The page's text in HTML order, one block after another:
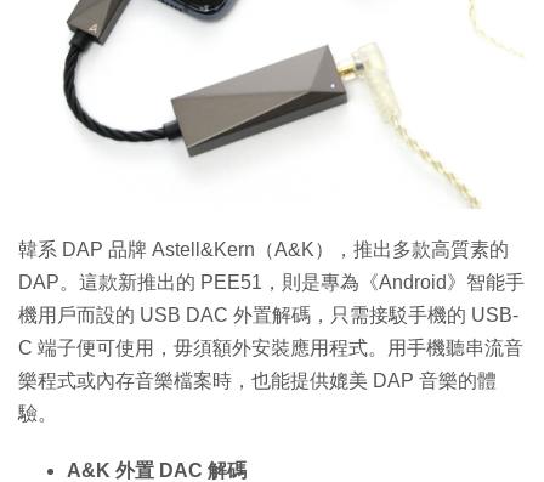
韓系 DAP 品牌 Astell&Kern（A&K），推出多款高質素的
DAP。這款新推出的 PEE51，則是專為《Android》智能手
機用戶而設的 USB DAC 外置解碼，只需接駁手機的 USB-
C 端子便可使用，毋須額外安裝應用程式。用手機聽串流音
樂程式或內存音樂檔案時，也能提供媲美 DAP 音樂的體
驗。
A&K 外置 DAC 解碼